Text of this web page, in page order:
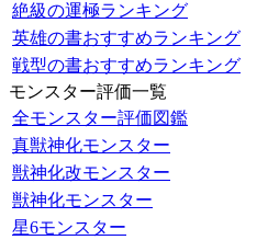
絶級の運極ランキング
英雄の書おすすめランキング
戦型の書おすすめランキング
モンスター評価一覧
全モンスター評価図鑑
真獣神化モンスター
獣神化改モンスター
獣神化モンスター
星6モンスター